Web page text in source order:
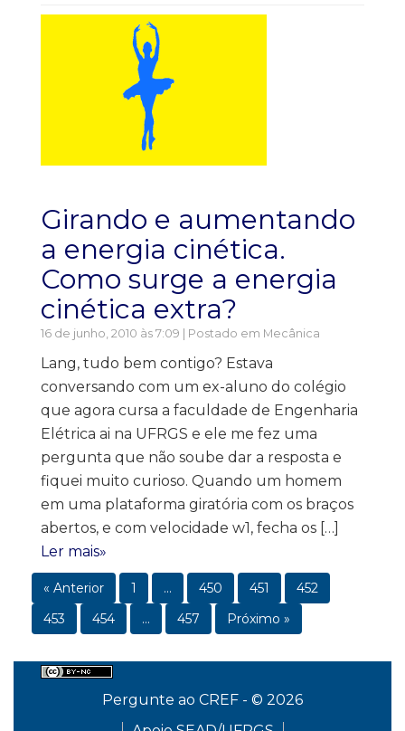
Girando e aumentando
a energia cinética.
Como surge a energia
cinética extra?
16 de junho, 2010 às 7:09 | Postado em Mecânica
Lang, tudo bem contigo? Estava
conversando com um ex-aluno do colégio
que agora cursa a faculdade de Engenharia
Elétrica ai na UFRGS e ele me fez uma
pergunta que não soube dar a resposta e
fiquei muito curioso. Quando um homem
em uma plataforma giratória com os braços
abertos, e com velocidade w1, fecha os […]
Ler mais»
« Anterior 1 … 450 451
452
453
454 … 457 Próximo »
Pergunte ao CREF - © 2026